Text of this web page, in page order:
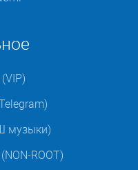
музыки)
ROOT)